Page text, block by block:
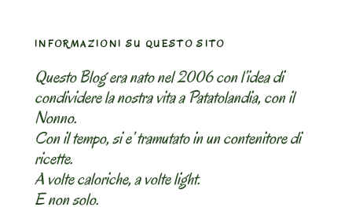
INFORMAZIONI SU QUESTO SITO
Questo Blog era nato nel 2006 con l’idea di
condividere la nostra vita a Patatolandia, con il
Nonno.
Con il tempo, si e’ tramutato in un contenitore di
ricette.
A volte caloriche, a volte light.
E non solo.